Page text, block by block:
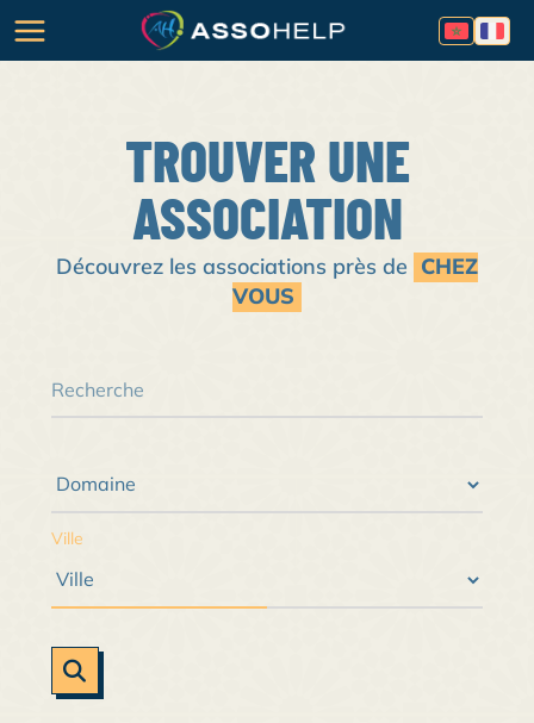
TROUVER UNE
ASSOCIATION
Découvrez les associations près de CHEZ
VOUS
Ville